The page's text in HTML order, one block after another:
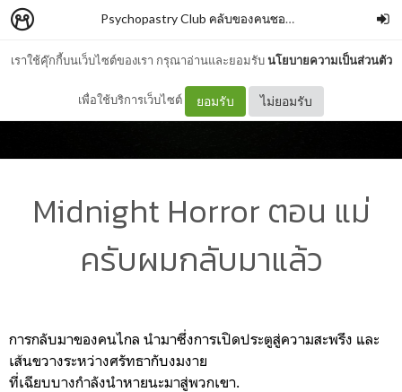
เราใช้คุ๊กกี้บนเว็บไซต์ของเรา กรุณาอ่านและยอมรับนโยบายความเป็นส่วนตัว
เพื่อใช้บริการเว็บไซต์ ยอมรับ ไม่ยอมรับ
Psychopastry Club คลับของคนชอบเสพเรื่องจิตหลอนสยองขวัญ
Midnight Horror ตอน แม่
ครับผมกลับมาแล้ว
การกลับมาของคนไกล นำมาซึ่งการเปิดประตูสู่ความสะพรึง และ
เส้นขวางระหว่างศรัทธากับงมงาย
ที่เฉียบบางกำลังนำหายนะมาสู่พวกเขา.